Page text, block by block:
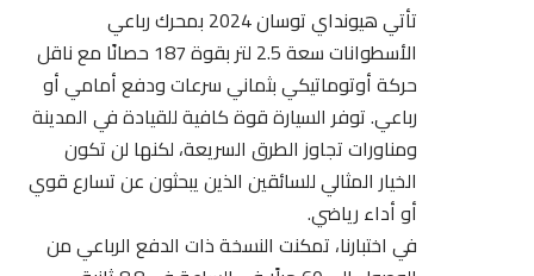
تأتي هيونداي توسان 2024 بمحرك رباعي
الأسطوانات سعة 2.5 لتر بقوة 187 حصانًا مع ناقل
حركة أوتوماتيكي بثماني سرعات ودفع أمامي أو
رباعي. توفر السيارة قوة كافية للقيادة في المدينة
ومناورات تجاوز الطرق السريعة، لكنها لن تكون
الخيار المثالي للسائقين الذين يبحثون عن تسارع قوي
أو أداء رياضي.
في اختبارنا، تمكنت النسخة ذات الدفع الرباعي من